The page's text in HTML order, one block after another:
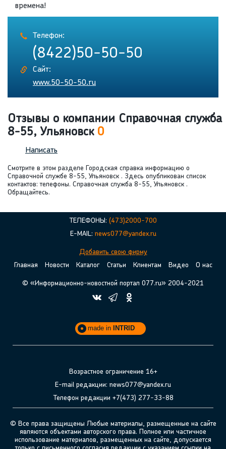
времена!
Телефон:
(8422)50-50-50
Сайт:
www.50-50-50.ru
Отзывы о компании Справочная служба
8-55, Ульяновск 0
Написать
Смотрите в этом разделе Городская справка информацию о
Справочной службе 8-55, Ульяновск . Здесь опубликован список
контактов: телефоны. Справочная служба 8-55, Ульяновск .
Обращайтесь.
ТЕЛЕФОНЫ: (473)2000-700
E-MAIL: news077@yandex.ru
Добавить свою фирму
Главная
Новости Каталог Статьи Клиентам Видео О нас
© «Информационно-новостной портал 077.ru» 2004-2021
made in INTRID
Возрастное ограничение 16+
E-mail редакции: news077@yandex.ru
Телефон редакции +7(473) 277-33-88
© Все права защищены Любые материалы, размещенные на сайте
являются объектами авторского права. Полное или частичное
использование материалов, размещенных на сайте, допускается